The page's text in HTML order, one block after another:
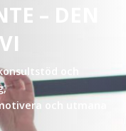
– DEN
och
och utmana